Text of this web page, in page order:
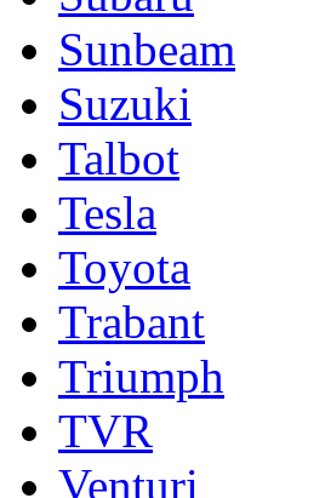
Sunbeam
Suzuki
Talbot
Tesla
Toyota
Trabant
Triumph
TVR
Venturi